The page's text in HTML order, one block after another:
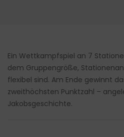
Ein Wettkampfspiel an 7
dem Gruppengröße,
flexibel sind. Am Ende gewinnt
zweithöchsten Punktzahl –
Jakobsgeschichte.